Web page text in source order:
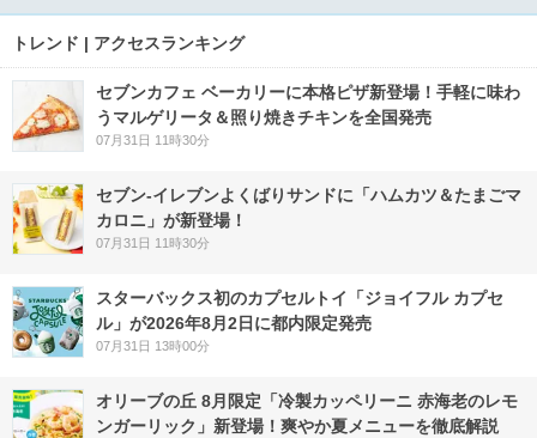
トレンド | アクセスランキング
セブンカフェ ベーカリーに本格ピザ新登場！手軽に味わ
うマルゲリータ＆照り焼きチキンを全国発売
07月31日 11時30分
セブン‐イレブンよくばりサンドに「ハムカツ＆たまごマ
カロニ」が新登場！
07月31日 11時30分
スターバックス初のカプセルトイ「ジョイフル カプセ
ル」が2026年8月2日に都内限定発売
07月31日 13時00分
オリーブの丘 8月限定「冷製カッペリーニ 赤海老のレモ
ンガーリック」新登場！爽やか夏メニューを徹底解説